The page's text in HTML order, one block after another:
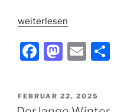
„Zur
Lage“
weiterlesen
F
c
M
st
E
ai
VERÖFFENTLICHT
AM
FEBRUAR 22, 2025